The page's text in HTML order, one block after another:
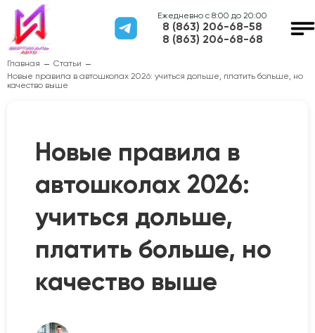
Ежедневно с 8:00 до 20:00
8 (863) 206-68-58
8 (863) 206-68-68
Главная
Статьи
Новые правила в автошколах 2026: учиться дольше, платить больше, но
качество выше
Новые правила в
автошколах 2026:
учиться дольше,
платить больше, но
качество выше